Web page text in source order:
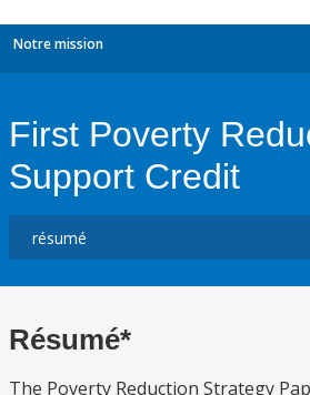
Notre mission
First Poverty
Support Credit
Résumé*
The Poverty Reduction Strategy